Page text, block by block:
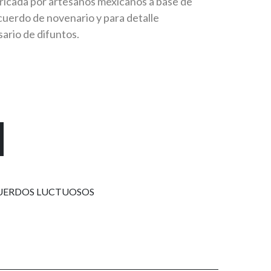
de novenario y para detalle
de difuntos.
LUCTUOSOS